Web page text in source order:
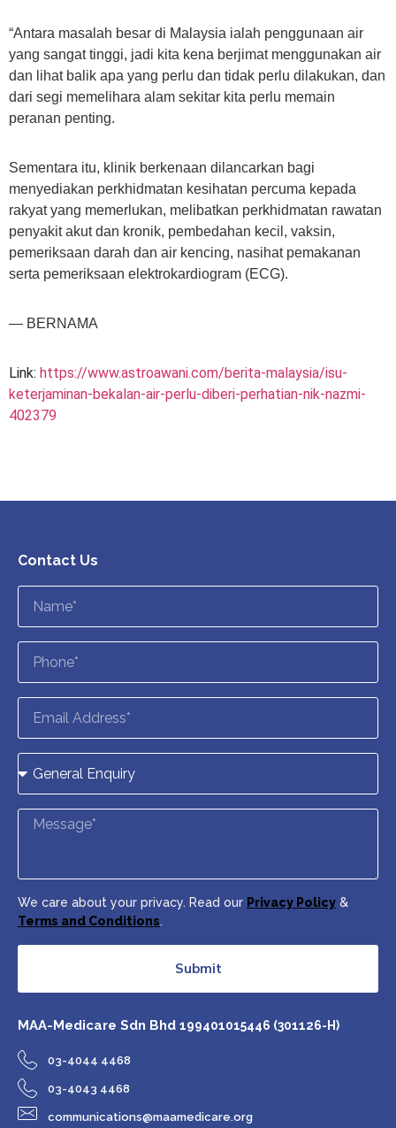
“Antara masalah besar di Malaysia ialah penggunaan air
yang sangat tinggi, jadi kita kena berjimat menggunakan air
dan lihat balik apa yang perlu dan tidak perlu dilakukan, dan
dari segi memelihara alam sekitar kita perlu memain
peranan penting.
Sementara itu, klinik berkenaan dilancarkan bagi
menyediakan perkhidmatan kesihatan percuma kepada
rakyat yang memerlukan, melibatkan perkhidmatan rawatan
penyakit akut dan kronik, pembedahan kecil, vaksin,
pemeriksaan darah dan air kencing, nasihat pemakanan
serta pemeriksaan elektrokardiogram (ECG).
— BERNAMA
Link: https://www.astroawani.com/berita-malaysia/isu-
keterjaminan-bekalan-air-perlu-diberi-perhatian-nik-nazmi-
402379
Contact Us
We care about your privacy. Read our Privacy Policy &
Terms and Conditions.
Submit
MAA-Medicare Sdn Bhd 199401015446 (301126-H)
03-4044 4468
03-4043 4468
communications@maamedicare.org